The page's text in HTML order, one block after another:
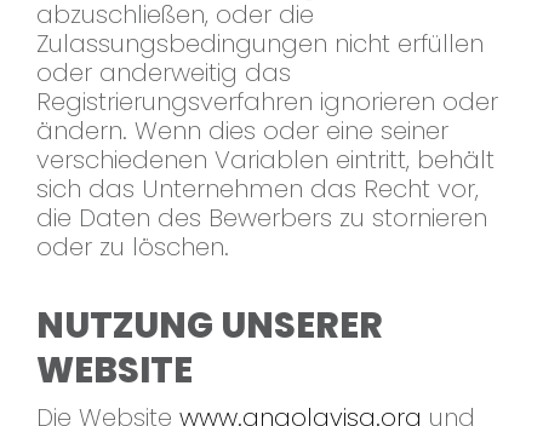
abzuschließen, oder die
Zulassungsbedingungen nicht erfüllen
oder anderweitig das
Registrierungsverfahren ignorieren oder
ändern. Wenn dies oder eine seiner
verschiedenen Variablen eintritt, behält
sich das Unternehmen das Recht vor,
die Daten des Bewerbers zu stornieren
oder zu löschen.
NUTZUNG UNSERER
WEBSITE
Die Website www.angolavisa.org und